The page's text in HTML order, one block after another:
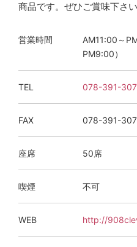
商品です。ぜひご賞味下さい
営業時間
AM11:00～
PM9:00）
TEL 078-391-
FAX 078-391-
座席 50席
喫煙 不可
WEB http://